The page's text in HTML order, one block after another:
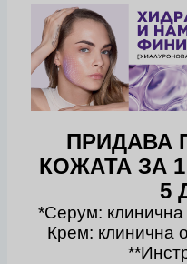
ПРИДАВА
КОЖАТА ЗА
5
*Серум: клинична
Крем: клинична